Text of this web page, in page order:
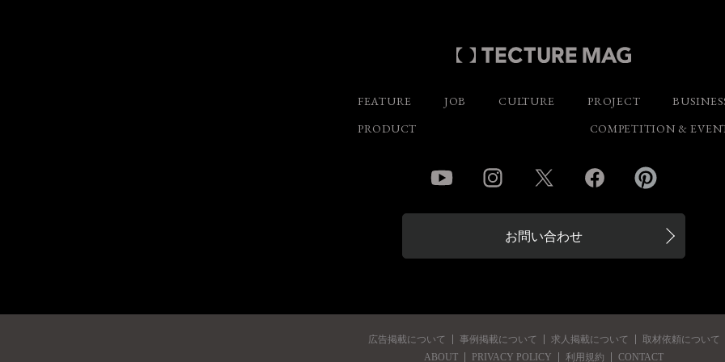
FEATURE JOB CULTURE PROJECT
PRODUCT
COMPETITION &
YouTube Instagram Twitter Facebook
お問い合わせ
広告掲載について 事例掲載について 求人掲載について
取材依頼について
ABOUT
PRIVACY POLICY 利用規約 CONTACT